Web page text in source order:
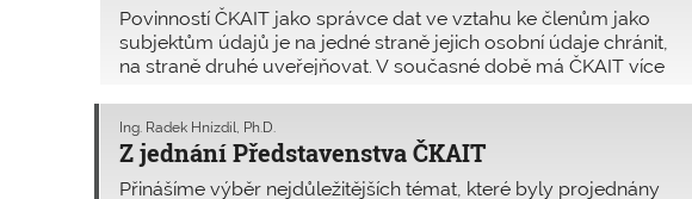
Povinností ČKAIT jako správce dat ve vztahu ke členům jako
subjektům údajů je na jedné straně jejich osobní údaje chránit,
na straně druhé uveřejňovat. V současné době má ČKAIT více
Z jednání Představenstva ČKAIT
Ing. Radek Hnízdil, Ph.D.
Přinášíme výběr nejdůležitějších témat, které byly projednány